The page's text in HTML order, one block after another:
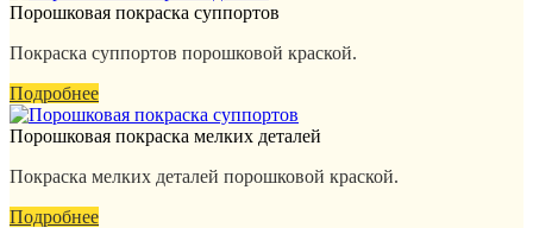
Порошковая покраска суппортов
Покраска суппортов порошковой краской.
Подробнее
Порошковая покраска мелких деталей
Покраска мелких деталей порошковой краской.
Подробнее